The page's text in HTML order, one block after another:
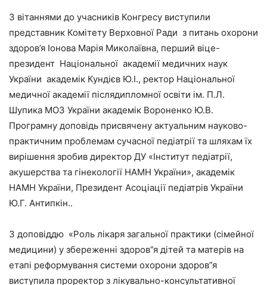
З вітаннями до учасників Конгресу виступили
представник Комітету Верховної Ради з питань охорони
здоров’я Іонова Марія Миколаївна, перший віце-
президент Національної академії медичних наук
України академік Кундієв Ю.І., ректор Національної
медичної академії післядипломної освіти ім. П.Л.
Шупика МОЗ України академік Вороненко Ю.В.
Програмну доповідь присвячену актуальним науково-
практичним проблемам сучасної педіатрії та шляхам їх
вирішення зробив директор ДУ «Інститут педіатрії,
акушерства та гінекології НАМН України», академік
НАМН України, Президент Асоціації педіатрів України
Ю.Г. Антипкін..
З доповіддю «Роль лікаря загальної практики (сімейної
медицини) у збереженні здоров”я дітей та матерів на
етапі реформування системи охорони здоров”я
виступила проректор з лікувально-консультативної